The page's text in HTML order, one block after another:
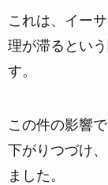
これは、イー
理が滞るとい
す。
この件の影響
下がりつづけ
ました。